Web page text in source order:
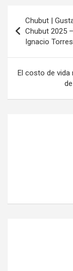
de
entradas
Chubut |
Chubut 2025
Ignacio Torres
El costo de